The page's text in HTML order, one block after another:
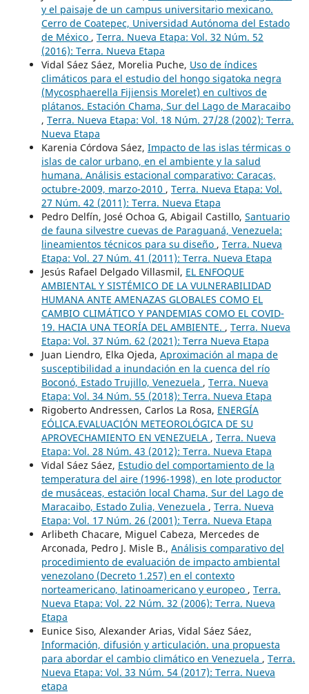
y el paisaje de un campus universitario mexicano.
Cerro de Coatepec, Universidad Autónoma del Estado
de México , Terra. Nueva Etapa: Vol. 32 Núm. 52
(2016): Terra. Nueva Etapa
Vidal Sáez Sáez, Morelia Puche, Uso de índices
climáticos para el estudio del hongo sigatoka negra
(Mycosphaerella Fijiensis Morelet) en cultivos de
plátanos. Estación Chama, Sur del Lago de Maracaibo
, Terra. Nueva Etapa: Vol. 18 Núm. 27/28 (2002): Terra.
Nueva Etapa
Karenia Córdova Sáez, Impacto de las islas térmicas o
islas de calor urbano, en el ambiente y la salud
humana. Análisis estacional comparativo: Caracas,
octubre-2009, marzo-2010 , Terra. Nueva Etapa: Vol.
27 Núm. 42 (2011): Terra. Nueva Etapa
Pedro Delfín, José Ochoa G, Abigail Castillo, Santuario
de fauna silvestre cuevas de Paraguaná, Venezuela:
lineamientos técnicos para su diseño , Terra. Nueva
Etapa: Vol. 27 Núm. 41 (2011): Terra. Nueva Etapa
Jesús Rafael Delgado Villasmil, EL ENFOQUE
AMBIENTAL Y SISTÉMICO DE LA VULNERABILIDAD
HUMANA ANTE AMENAZAS GLOBALES COMO EL
CAMBIO CLIMÁTICO Y PANDEMIAS COMO EL COVID-
19. HACIA UNA TEORÍA DEL AMBIENTE. , Terra. Nueva
Etapa: Vol. 37 Núm. 62 (2021): Terra Nueva Etapa
Juan Liendro, Elka Ojeda, Aproximación al mapa de
susceptibilidad a inundación en la cuenca del río
Boconó, Estado Trujillo, Venezuela , Terra. Nueva
Etapa: Vol. 34 Núm. 55 (2018): Terra. Nueva Etapa
Rigoberto Andressen, Carlos La Rosa, ENERGÍA
EÓLICA.EVALUACIÓN METEOROLÓGICA DE SU
APROVECHAMIENTO EN VENEZUELA , Terra. Nueva
Etapa: Vol. 28 Núm. 43 (2012): Terra. Nueva Etapa
Vidal Sáez Sáez, Estudio del comportamiento de la
temperatura del aire (1996-1998), en lote productor
de musáceas, estación local Chama, Sur del Lago de
Maracaibo, Estado Zulia, Venezuela , Terra. Nueva
Etapa: Vol. 17 Núm. 26 (2001): Terra. Nueva Etapa
Arlibeth Chacare, Miguel Cabeza, Mercedes de
Arconada, Pedro J. Misle B., Análisis comparativo del
procedimiento de evaluación de impacto ambiental
venezolano (Decreto 1.257) en el contexto
norteamericano, latinoamericano y europeo , Terra.
Nueva Etapa: Vol. 22 Núm. 32 (2006): Terra. Nueva
Etapa
Eunice Siso, Alexander Arias, Vidal Sáez Sáez,
Información, difusión y articulación. una propuesta
para abordar el cambio climático en Venezuela , Terra.
Nueva Etapa: Vol. 33 Núm. 54 (2017): Terra. Nueva
etapa